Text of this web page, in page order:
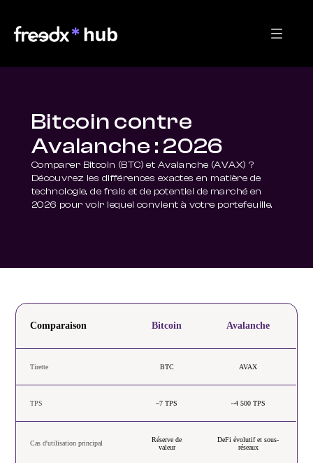
Bitcoin contre
Avalanche : 2026
Comparer Bitcoin (BTC) et Avalanche (AVAX) ?
Découvrez les différences exactes en matière de
technologie, de frais et de potentiel de marché en
2026 pour voir lequel convient à votre portefeuille.
Comparaison Bitcoin Avalanche
Tirette BTC AVAX
TPS ~7 TPS ~4 500 TPS
Cas d'utilisation principal
Réserve de
valeur
DeFi évolutif et sous-
réseaux